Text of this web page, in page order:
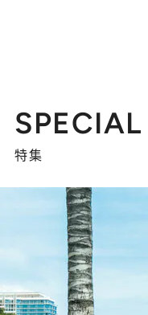
SPECIAL
特集